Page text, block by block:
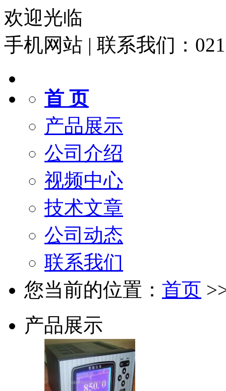
欢迎光临
手机网站 | 联系我们：
首 页
产品展示
公司介绍
视频中心
技术文章
公司动态
联系我们
您当前的位置： 首页
产品展示